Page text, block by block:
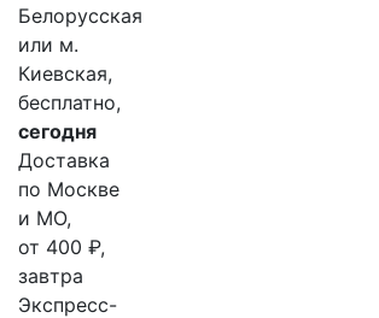
Белорусская
или м.
Киевская,
бесплатно,
сегодня
Доставка
по Москве
и МО,
от 400 ₽,
завтра
Экспресс-